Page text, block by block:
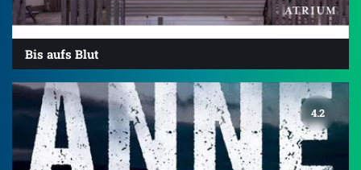
Bis aufs Blut
4.2